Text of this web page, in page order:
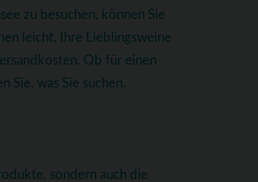
zu besuchen, können Sie
leicht, Ihre Lieblingsweine
Ob für einen
Sie, was Sie suchen.
sondern auch die